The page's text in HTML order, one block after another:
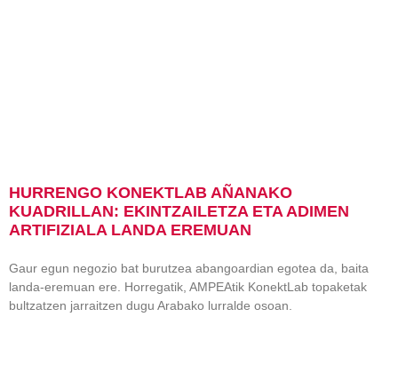
HURRENGO KONEKTLAB AÑANAKO
KUADRILLAN: EKINTZAILETZA ETA ADIMEN
ARTIFIZIALA LANDA EREMUAN
Gaur egun negozio bat burutzea abangoardian egotea da, baita
landa-eremuan ere. Horregatik, AMPEAtik KonektLab topaketak
bultzatzen jarraitzen dugu Arabako lurralde osoan.